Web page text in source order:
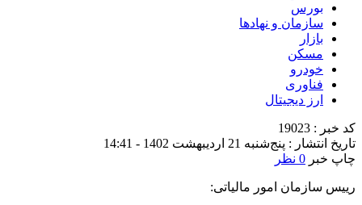
بورس
سازمان و نهادها
بازار
مسکن
خودرو
فناوری
ارز دیجیتال
کد خبر : 19023
تاریخ انتشار : پنج‌شنبه 21 اردیبهشت 1402 - 14:41
چاپ خبر 0 نظر
رییس سازمان امور مالیاتی: